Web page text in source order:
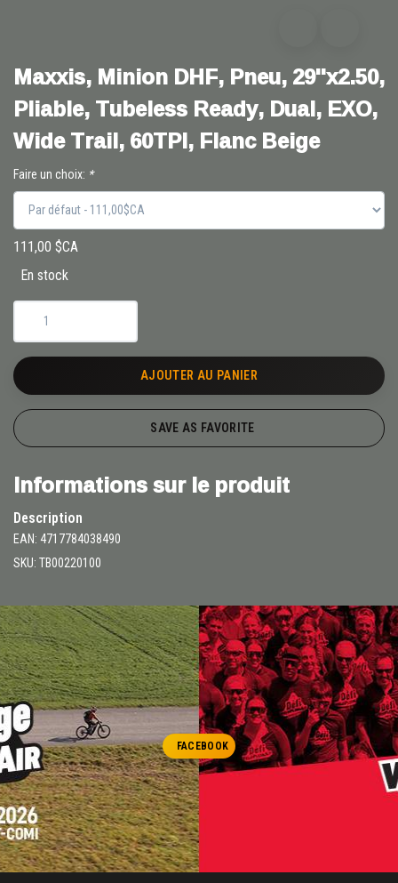
Maxxis, Minion DHF, Pneu, 29''x2.50,
Pliable, Tubeless Ready, Dual, EXO,
Wide Trail, 60TPI, Flanc Beige
Faire un choix: *
111,00 $CA
En stock
AJOUTER AU PANIER
SAVE AS FAVORITE
Informations sur le produit
Description
EAN: 4717784038490
SKU: TB00220100
FACEBOOK